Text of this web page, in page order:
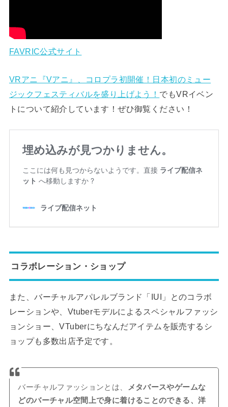
FAVRIC公式サイト
VRアニ『Vアニ』、コロプラ初開催！日本初のミュー
ジックフェスティバルを盛り上げよう！ でもVRイベン
トについて紹介しています！ぜひ御覧ください！
コラボレーション・ショップ
また、バーチャルアパレルブランド「IUI」とのコラボ
レーションや、Vtuberモデルによるスペシャルファッシ
ョンショー、VTuberにちなんだアイテムを販売するシ
ョップも多数出店予定です。
バーチャルファッションとは、
メタバースやゲームな
どのバーチャル空間上で身に着けることのできる、洋